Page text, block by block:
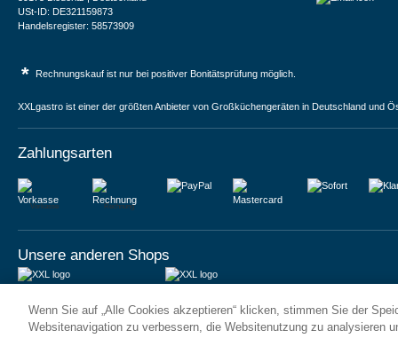
USt-ID: DE321159873
Handelsregister: 58573909
* Rechnungskauf ist nur bei positiver Bonitätsprüfung möglich.
XXLgastro ist einer der größten Anbieter von Großküchengeräten in Deutschland und
Zahlungsarten
Vorkasse Rechnung
Unsere anderen Shops
6 Rue des Bateliers
92110 Clichy | France
Vrijheidweg 34
1521RR Wormerveer | Nederland
Wenn Sie auf „Alle Cookies akzeptieren“ klicken, stimmen Sie der
Websitenavigation zu verbessern, die Websitenutzung zu analysieren